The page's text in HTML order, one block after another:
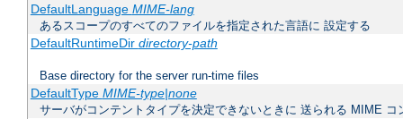
DefaultLanguage MIME-lang
あるスコープのすべてのファイルを指定された言語に 設定する
DefaultRuntimeDir directory-path
Base directory for the server run-time files
DefaultType MIME-type|none
サーバがコンテントタイプを決定できないときに 送られる MIME コ